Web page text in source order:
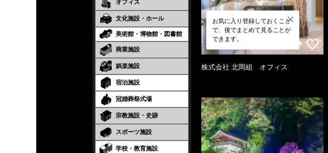
オフィス
文化施設・ホール
美術館・博物館・図書館
商業施設
娯楽施設
宿泊施設
冠婚葬祭式場
宗教施設・史跡
スポーツ施設
学校・教育施設
お気に入り登録しておくこと
で、後でまとめて見ることが
できます。
株式会社 北岡組 オフィス